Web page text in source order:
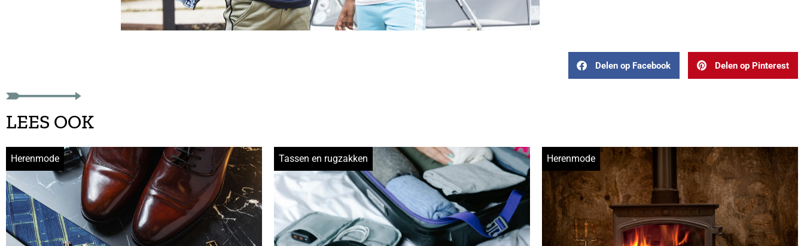
Delen op Facebook Delen op Pinterest
LEES OOK
Herenmode Tassen en rugzakken Herenmode